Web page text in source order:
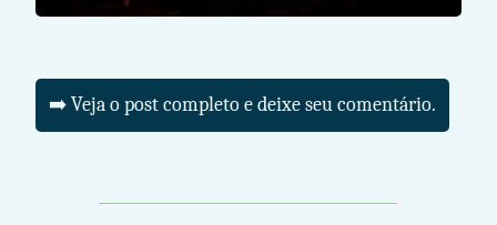
➡️ Veja o post completo e deixe seu comentário.